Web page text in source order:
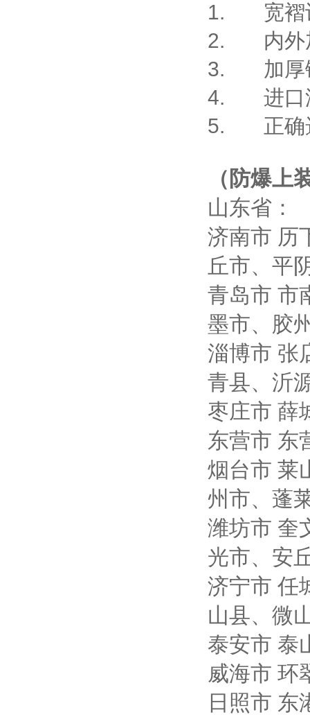
1. 宽
2. 内
3. 加
4. 进
5. 正
（防爆上
山东省：
济南市 历
丘市、平
青岛市 市
墨市、胶
淄博市 张
青县、沂
枣庄市 薛
东营市 东
烟台市 莱
州市、蓬
潍坊市 奎
光市、安
济宁市 任
山县、微
泰安市 泰
威海市 环
日照市 东